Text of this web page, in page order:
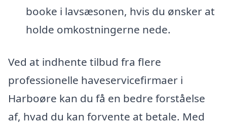
booke i lavsæsonen, hvis du ønsker at
holde omkostningerne nede.
Ved at indhente tilbud fra flere
professionelle haveservicefirmaer i
Harboøre kan du få en bedre forståelse
af, hvad du kan forvente at betale. Med